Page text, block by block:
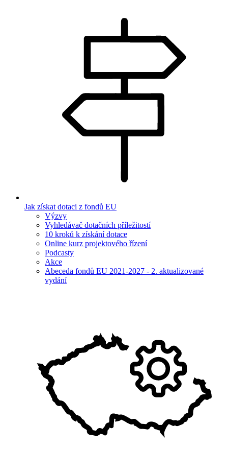
Jak získat dotaci z fondů EU
Výzvy
Vyhledávač dotačních příležitostí
10 kroků k získání dotace
Online kurz projektového řízení
Podcasty
Akce
Abeceda fondů EU 2021-2027 - 2. aktualizované
vydání